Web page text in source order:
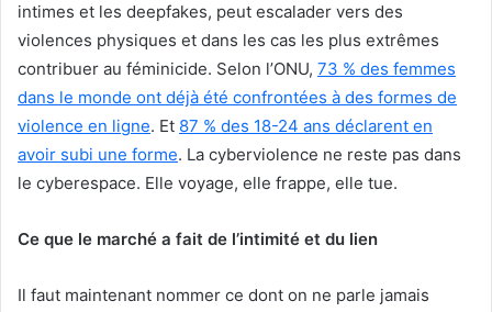
intimes et les deepfakes, peut escalader vers des
violences physiques et dans les cas les plus extrêmes
contribuer au féminicide. Selon l’ONU, 73 % des femmes
dans le monde ont déjà été confrontées à des formes de
violence en ligne. Et 87 % des 18-24 ans déclarent en
avoir subi une forme. La cyberviolence ne reste pas dans
le cyberespace. Elle voyage, elle frappe, elle tue.
Ce que le marché a fait de l’intimité et du lien
Il faut maintenant nommer ce dont on ne parle jamais